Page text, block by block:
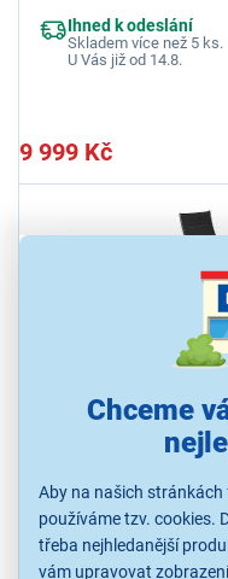
Chceme
Aby na našich stránkách
používáme tzv. cookies.
třeba nejhledanější
vám upravovat
Ihned k odeslání
Skladem více než 5 ks.
U Vás již od 14.8.
9 999 Kč
4,82x
Fieldmann
plastovou deskou a
74 cm, Určeno pro
potahů
Ihned k odeslání